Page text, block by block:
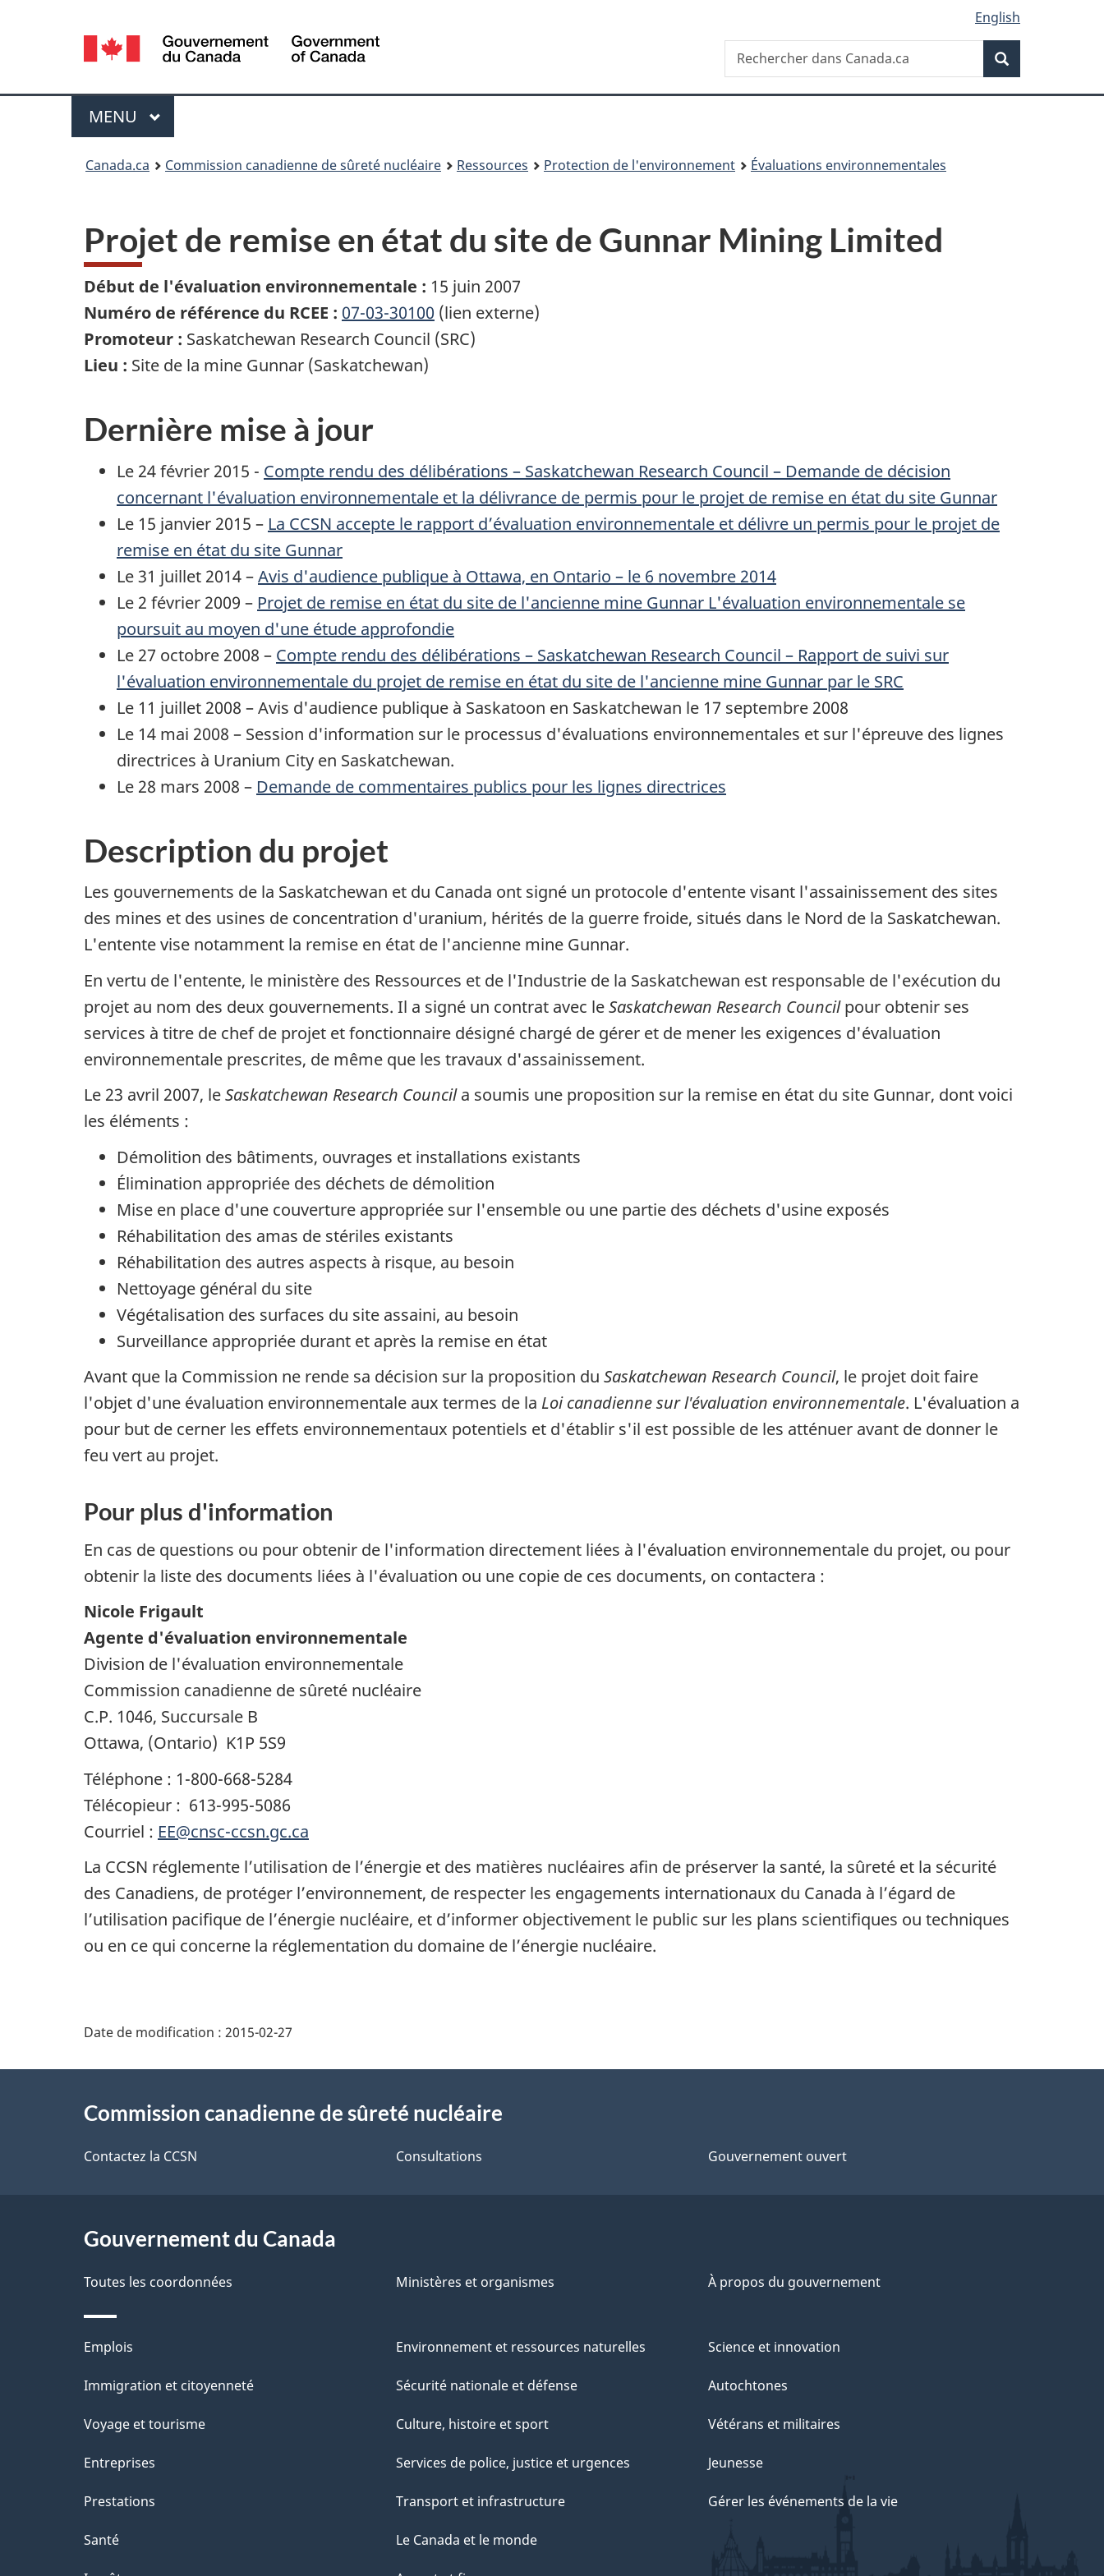
de
Sélection
de
la
langue
English
Canada
Recherche
Rechercher
dans
Menu
MENU PRINCIPAL
Canada.ca Commission canadienne de sûreté nucléaire Ressources Protection de l'environnement Évaluations environnementales
Projet de remise en état du site de Gunnar Mining Limited
Début de l'évaluation environnementale : 15 juin 2007
Numéro de référence du RCEE : 07-03-30100 (lien externe)
Promoteur : Saskatchewan Research Council (SRC)
Lieu : Site de la mine Gunnar (Saskatchewan)
Dernière mise à jour
Le 24 février 2015 - Compte rendu des délibérations – Saskatchewan Research Council – Demande de décision
concernant l'évaluation environnementale et la délivrance de permis pour le projet de remise en état du site Gunnar
Le 15 janvier 2015 – La CCSN accepte le rapport d’évaluation environnementale et délivre un permis pour le projet de
remise en état du site Gunnar
Le 31 juillet 2014 –Avis d'audience publique à Ottawa, en Ontario – le 6 novembre 2014
Le 2 février 2009 – Projet de remise en état du site de l'ancienne mine Gunnar L'évaluation environnementale se
poursuit au moyen d'une étude approfondie
Le 27 octobre 2008 – Compte rendu des délibérations – Saskatchewan Research Council – Rapport de suivi sur
l'évaluation environnementale du projet de remise en état du site de l'ancienne mine Gunnar par le SRC
Le 11 juillet 2008 – Avis d'audience publique à Saskatoon en Saskatchewan le 17 septembre 2008
Le 14 mai 2008 – Session d'information sur le processus d'évaluations environnementales et sur l'épreuve des lignes
directrices à Uranium City en Saskatchewan.
Le 28 mars 2008 – Demande de commentaires publics pour les lignes directrices
Description du projet
Les gouvernements de la Saskatchewan et du Canada ont signé un protocole d'entente visant l'assainissement des sites
des mines et des usines de concentration d'uranium, hérités de la guerre froide, situés dans le Nord de la Saskatchewan.
L'entente vise notamment la remise en état de l'ancienne mine Gunnar.
En vertu de l'entente, le ministère des Ressources et de l'Industrie de la Saskatchewan est responsable de l'exécution du
projet au nom des deux gouvernements. Il a signé un contrat avec leSaskatchewan Research Councilpour obtenir ses
services à titre de chef de projet et fonctionnaire désigné chargé de gérer et de mener les exigences d'évaluation
environnementale prescrites, de même que les travaux d'assainissement.
Le 23 avril 2007, leSaskatchewan Research Councila soumis une proposition sur la remise en état du site Gunnar, dont voici
les éléments :
Démolition des bâtiments, ouvrages et installations existants
Élimination appropriée des déchets de démolition
Mise en place d'une couverture appropriée sur l'ensemble ou une partie des déchets d'usine exposés
Réhabilitation des amas de stériles existants
Réhabilitation des autres aspects à risque, au besoin
Nettoyage général du site
Végétalisation des surfaces du site assaini, au besoin
Surveillance appropriée durant et après la remise en état
Avant que la Commission ne rende sa décision sur la proposition du Saskatchewan Research Council, le projet doit faire
l'objet d'une évaluation environnementale aux termes de la Loi canadienne sur l'évaluation environnementale. L'évaluation a
pour but de cerner les effets environnementaux potentiels et d'établir s'il est possible de les atténuer avant de donner le
feu vert au projet.
Pour plus d'information
En cas de questions ou pour obtenir de l'information directement liées à l'évaluation environnementale du projet, ou pour
obtenir la liste des documents liées à l'évaluation ou une copie de ces documents, on contactera :
Nicole Frigault
Agente d'évaluation environnementale
Division de l'évaluation environnementale
Commission canadienne de sûreté nucléaire
C.P. 1046, Succursale B
Ottawa, (Ontario) K1P 5S9
Téléphone : 1-800-668-5284
Télécopieur : 613-995-5086
Courriel : EE@cnsc-ccsn.gc.ca
La CCSN réglemente l’utilisation de l’énergie et des matières nucléaires afin de préserver la santé, la sûreté et la sécurité
des Canadiens, de protéger l’environnement, de respecter les engagements internationaux du Canada à l’égard de
l’utilisation pacifique de l’énergie nucléaire, et d’informer objectivement le public sur les plans scientifiques ou techniques
ou en ce qui concerne la réglementation du domaine de l’énergie nucléaire.
a
i
s
d
e
l
a
p
a
g
e
Date de modification : 2015-02-27
proposCommission canadienne de sûreté nucléaire
Contactez la CCSN Consultations Gouvernement ouvert
Gouvernement du Canada
Toutes les coordonnées Ministères et organismes À propos du gouvernement
Thèmes
et
Emplois
Immigration et citoyenneté
Voyage et tourisme
Entreprises
Prestations
Santé
Environnement et ressources naturelles
Sécurité nationale et défense
Culture, histoire et sport
Services de police, justice et urgences
Transport et infrastructure
Le Canada et le monde
Science et innovation
Autochtones
Vétérans et militaires
Jeunesse
Gérer les événements de la vie